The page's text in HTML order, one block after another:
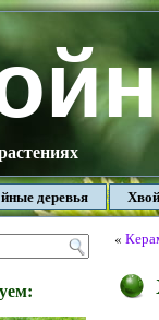
деревья
«